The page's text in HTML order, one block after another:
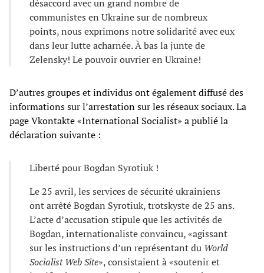
désaccord avec un grand nombre de
communistes en Ukraine sur de nombreux
points, nous exprimons notre solidarité avec eux
dans leur lutte acharnée. À bas la junte de
Zelensky! Le pouvoir ouvrier en Ukraine!
D’autres groupes et individus ont également diffusé des
informations sur l’arrestation sur les réseaux sociaux. La
page Vkontakte «International Socialist» a publié la
déclaration suivante :
Liberté pour Bogdan Syrotiuk !
Le 25 avril, les services de sécurité ukrainiens
ont arrêté Bogdan Syrotiuk, trotskyste de 25 ans.
L’acte d’accusation stipule que les activités de
Bogdan, internationaliste convaincu, «agissant
sur les instructions d’un représentant du World
Socialist Web Site», consistaient à «soutenir et